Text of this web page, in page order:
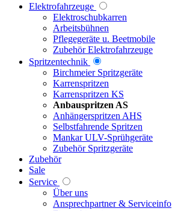
Elektrofahrzeuge
Elektroschubkarren
Arbeitsbühnen
Pflegegeräte u. Beetmobile
Zubehör Elektrofahrzeuge
Spritzentechnik
Birchmeier Spritzgeräte
Karrenspritzen
Karrenspritzen KS
Anbauspritzen AS
Anhängerspritzen AHS
Selbstfahrende Spritzen
Mankar ULV-Sprühgeräte
Zubehör Spritzgeräte
Zubehör
Sale
Service
Über uns
Ansprechpartner & Serviceinfo